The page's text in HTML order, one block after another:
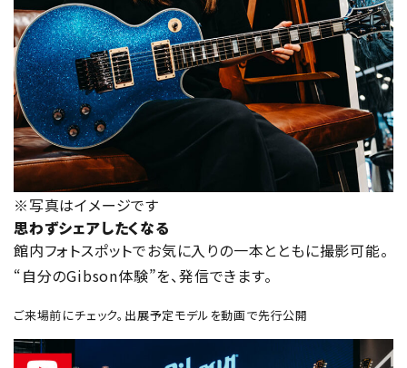
※写真はイメージです
思わずシェアしたくなる
館内フォトスポットでお気に入りの一本とともに撮影可能。
“自分のGibson体験”を、発信できます。
ご来場前にチェック。出展予定モデルを動画で先行公開